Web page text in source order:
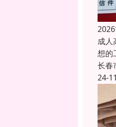
成人
想的
长春
24-